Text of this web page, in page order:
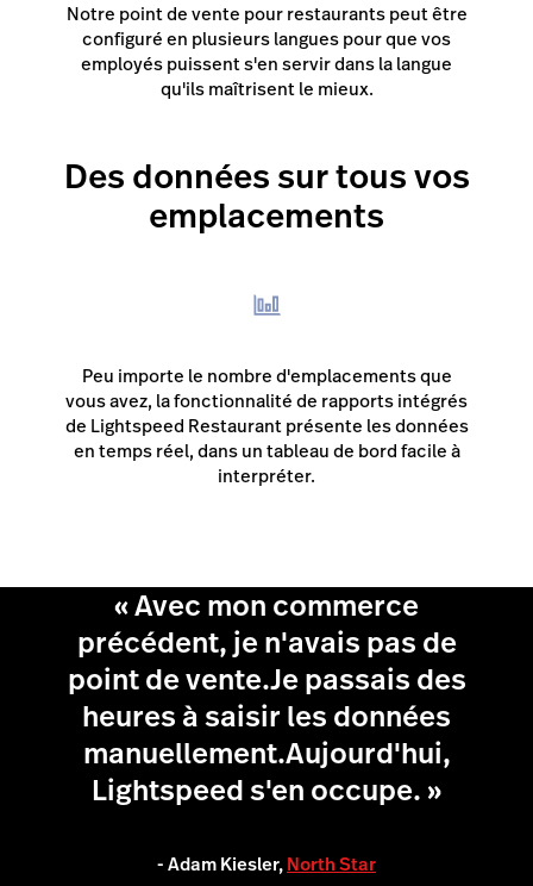
Notre point de vente pour restaurants peut être
configuré en plusieurs langues pour que vos
employés puissent s'en servir dans la langue
qu'ils maîtrisent le mieux.
Des données sur tous vos
emplacements
Peu importe le nombre d'emplacements que
vous avez, la fonctionnalité de rapports intégrés
de Lightspeed Restaurant présente les données
en temps réel, dans un tableau de bord facile à
interpréter.
« Avec mon commerce
précédent, je n'avais pas de
point de vente.Je passais des
heures à saisir les données
manuellement.Aujourd'hui,
Lightspeed s'en occupe. »
- Adam Kiesler,North Star